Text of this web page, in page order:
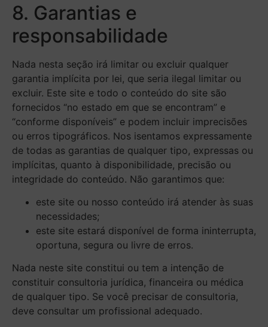
8. Garantias e
responsabilidade
Nada nesta seção irá limitar ou excluir qualquer
garantia implícita por lei, que seria ilegal limitar ou
excluir. Este site e todo o conteúdo do site são
fornecidos “no estado em que se encontram” e
“conforme disponíveis” e podem incluir imprecisões
ou erros tipográficos. Nos isentamos expressamente
de todas as garantias de qualquer tipo, expressas ou
implícitas, quanto à disponibilidade, precisão ou
integridade do conteúdo. Não garantimos que:
este site ou nosso conteúdo irá atender às suas
necessidades;
este site estará disponível de forma ininterrupta,
oportuna, segura ou livre de erros.
Nada neste site constitui ou tem a intenção de
constituir consultoria jurídica, financeira ou médica
de qualquer tipo. Se você precisar de consultoria,
deve consultar um profissional adequado.